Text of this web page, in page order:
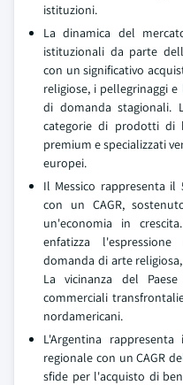
istituzioni.
La dinamica del
istituzionali da parte
con un significativo
religiose, i pellegrinaggi
di domanda stagionali.
categorie di prodotti di
premium e specializzati
europei.
Il Messico rappresenta il
con un CAGR,
un'economia in
enfatizza
domanda di arte
La vicinanza del
commerciali
nordamericani.
L'Argentina
regionale con un CAGR
sfide per l'acquisto di